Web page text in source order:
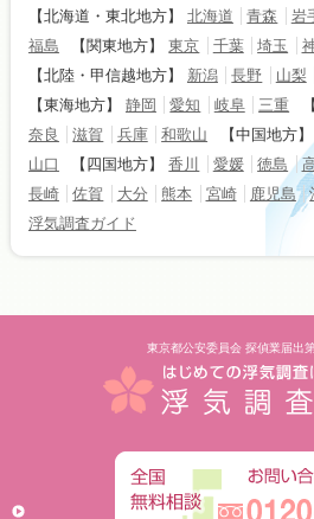
【北海道・東北地方】 北海道 青森 岩
福島
【関東地方】 東京 千葉 埼玉
【北陸・甲信越地方】
新潟 長野 山梨
【東海地方】
静岡 愛知 岐阜 三重
奈良
滋賀 兵庫 和歌山 【中国地方】
山口
【四国地方】 香川 愛媛 徳島
長崎
佐賀 大分 熊本 宮崎 鹿児島
浮気調査ガイド
東京都公安委員会 探偵業届出